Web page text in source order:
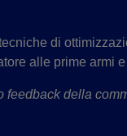
di
alle prime armi
della